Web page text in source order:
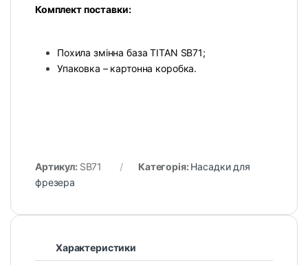
Комплект поставки:
Похила змінна база TITAN SB71;
Упаковка – картонна коробка.
Артикул: SB71 Категорія: Насадки для
фрезера
Характеристики